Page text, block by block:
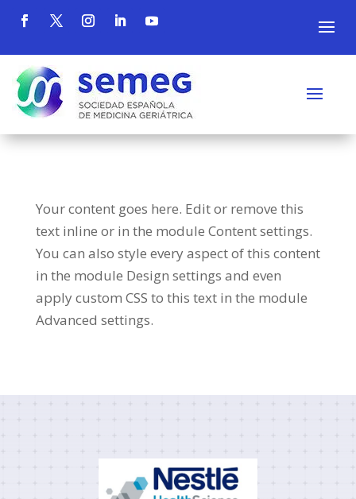
Your content goes here. Edit or remove this
text inline or in the module Content settings.
You can also style every aspect of this content
in the module Design settings and even
apply custom CSS to this text in the module
Advanced settings.